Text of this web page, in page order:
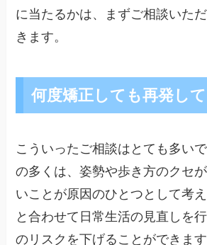
に当たるかは、まずご相談いた
きます。
何度矯正しても再発し
こういったご相談はとても多い
の多くは、姿勢や歩き方のクセ
いことが原因のひとつとして考
と合わせて日常生活の見直しを
のリスクを下げることができます